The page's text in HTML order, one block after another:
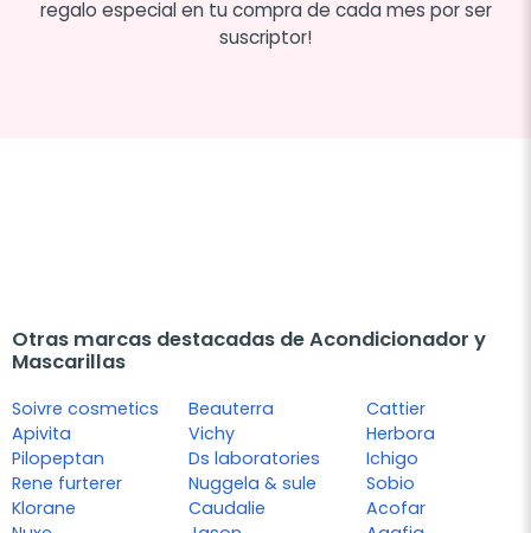
regalo especial en tu compra de cada mes por ser
suscriptor!
Otras marcas destacadas de Acondicionador y
Mascarillas
Soivre cosmetics
Apivita
Pilopeptan
Rene furterer
Klorane
Beauterra
Vichy
Ds laboratories
Nuggela & sule
Caudalie
Cattier
Herbora
Ichigo
Sobio
Acofar